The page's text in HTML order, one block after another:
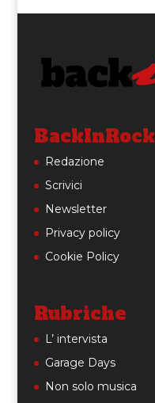
BackInRock
Redazione
Scrivici
Newsletter
Privacy policy
Cookie Policy
Rubriche
L’ intervista
Garage Days
Non solo musica